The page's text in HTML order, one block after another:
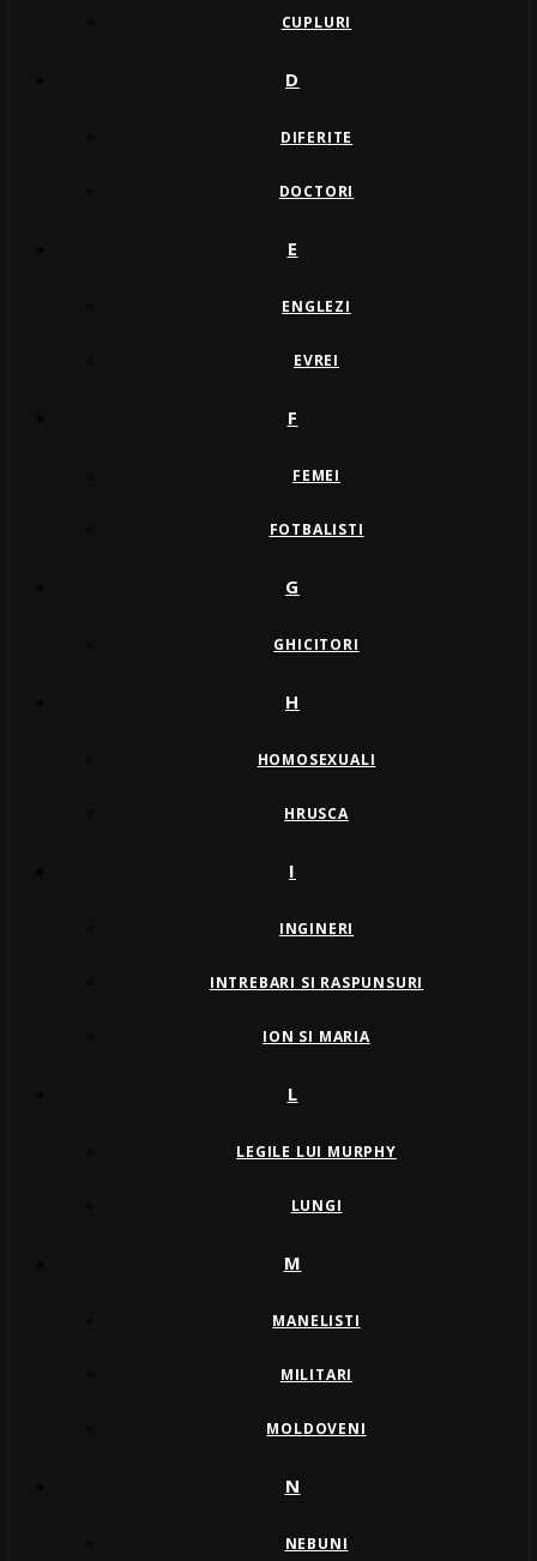
CUPLURI
D
DIFERITE
DOCTORI
E
ENGLEZI
EVREI
F
FEMEI
FOTBALISTI
G
GHICITORI
H
HOMOSEXUALI
HRUSCA
I
INGINERI
INTREBARI SI RASPUNSURI
ION SI MARIA
L
LEGILE LUI MURPHY
LUNGI
M
MANELISTI
MILITARI
MOLDOVENI
N
NEBUNI